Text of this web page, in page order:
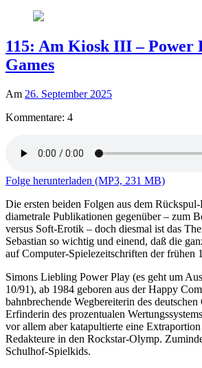
115: Am Kiosk III – Power
Games
Am 26. September 2025
Kommentare: 4
Folge herunterladen (MP3, 231 MB)
Die ersten beiden Folgen aus dem
diametrale Publikationen gegenüber – zum
versus Soft-Erotik – doch diesmal ist das
Sebastian so wichtig und einend, daß die
auf Computer-Spielezeitschriften der frühen
Simons Liebling Power Play (es geht um
10/91), ab 1984 geboren aus der Happy
bahnbrechende Wegbereiterin des
Erfinderin des prozentualen
vor allem aber katapultierte eine
Redakteure in den Rockstar-Olymp.
Schulhof-Spielkids.